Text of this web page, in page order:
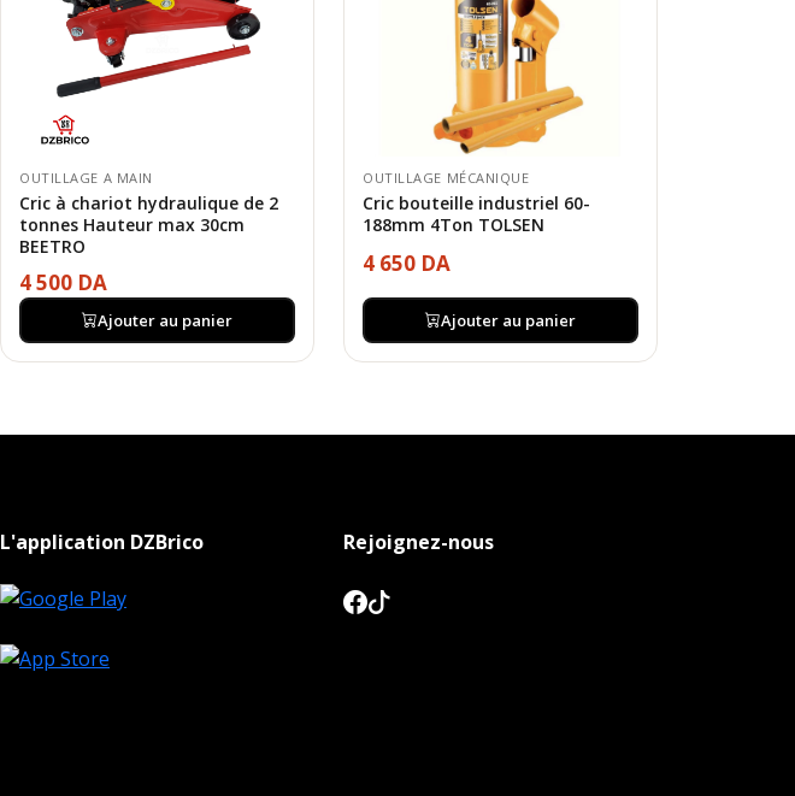
OUTILLAGE A MAIN
Cric à chariot hydraulique de 2
tonnes Hauteur max 30cm
BEETRO
4 500 DA
Ajouter au panier
OUTILLAGE MÉCANIQUE
Cric bouteille industriel 60-
188mm 4Ton TOLSEN
4 650 DA
Ajouter au panier
L'application DZBrico Rejoignez-nous